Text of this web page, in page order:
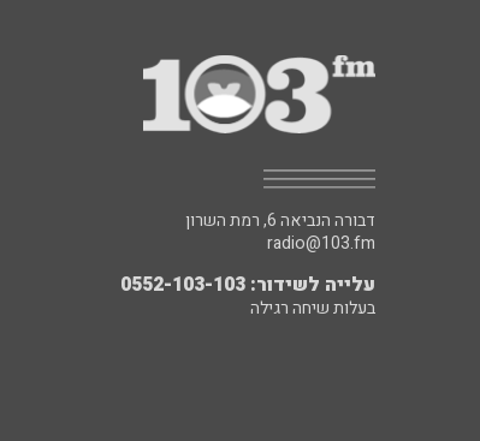
דבורה הנביאה 6, רמת השרון
radio@103.fm
עלייה לשידור: 0552-103-103
בעלות שיחה רגילה